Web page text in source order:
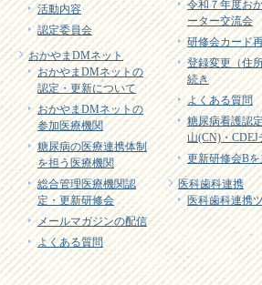
活動内容
認定委員会
おかやまDMネット
おかやまDMネットの
認定・更新について
おかやまDMネットの
参加医療機関
糖尿病の医療連携体制
を担う医療機関
総合管理医療機関認
定・更新研修会
メールマガジンの配信
よくある質問
令和７年度お
ーター交流会
研修会カード
登録変更（住
続き
よくある質問
糖尿病看護認
山(CN)・
更新研修会B
医科歯科連携
医科歯科連携